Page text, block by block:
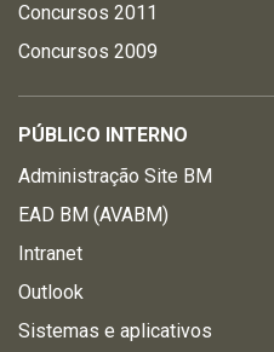
Concursos 2011
Concursos 2009
PÚBLICO INTERNO
Administração Site BM
EAD BM (AVABM)
Intranet
Outlook
Sistemas e aplicativos